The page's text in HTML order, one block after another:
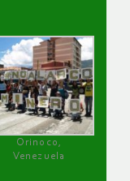
Orinoco,
Venezuela